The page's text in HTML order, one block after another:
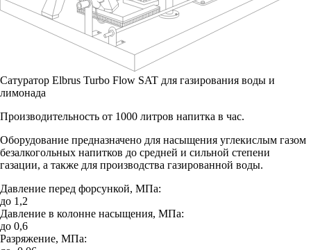
Cатуратор Elbrus Turbo Flow SAT для газирования воды и
лимонада
Производительность от 1000 литров напитка в час.
Оборудование предназначено для насыщения углекислым газом
безалкогольных напитков до средней и сильной степени
газации, а также для производства газированной воды.
Давление перед форсункой, МПа:
до 1,2
Давление в колонне насыщения, МПа:
до 0,6
Разряжение, МПа: